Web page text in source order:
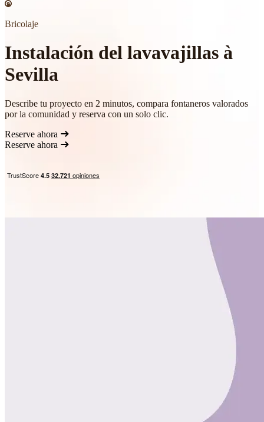
Bricolaje
Instalación del lavavajillas à
Sevilla
Describe tu proyecto en 2 minutos, compara fontaneros valorados
por la comunidad y reserva con un solo clic.
Reserve ahora
Reserve ahora